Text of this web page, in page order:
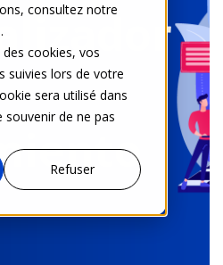
consultez notre
cookies, vos
suivies lors de votre
sera utilisé dans
de ne pas
Refuser